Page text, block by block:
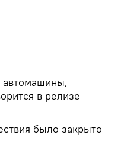
автомашины,
в релизе
было закрыто